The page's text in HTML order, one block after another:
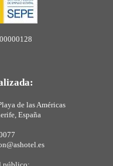
de las Américas
España